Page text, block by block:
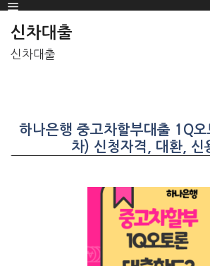
SKIP
TO
CONTENT
Menu
신차대출
신차대출
하나은행 중고차할부대출 1Q오
차) 신청자격, 대환, 신